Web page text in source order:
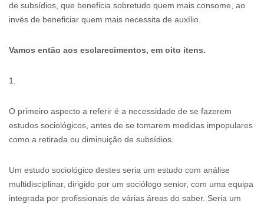
de subsídios, que beneficia sobretudo quem mais consome, ao
invés de beneficiar quem mais necessita de auxílio.
Vamos então aos esclarecimentos, em oito itens.
1.
O primeiro aspecto a referir é a necessidade de se fazerem
estudos sociológicos, antes de se tomarem medidas impopulares
como a retirada ou diminuição de subsídios.
Um estudo sociológico destes seria um estudo com análise
multidisciplinar, dirigido por um sociólogo senior, com uma equipa
integrada por profissionais de várias áreas do saber. Seria um